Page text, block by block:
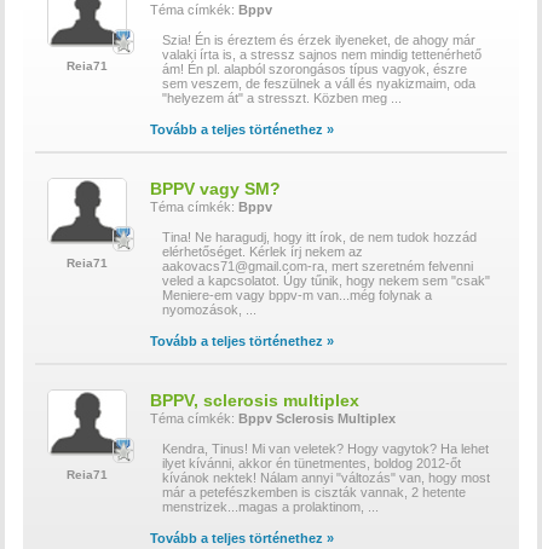
Reia71
Téma címkék: Bppv
Szia! Én is éreztem és érzek ilyeneket, de ahogy már
valaki írta is, a stressz sajnos nem mindig tettenérhető
ám! Én pl. alapból szorongásos típus vagyok, észre
sem veszem, de feszülnek a váll és nyakizmaim, oda
"helyezem át" a stresszt. Közben meg
Tovább a teljes történethez »
Reia71
BPPV vagy SM?
Téma címkék: Bppv
Tina! Ne haragudj, hogy itt írok, de nem tudok hozzád
elérhetőséget. Kérlek írj nekem az
aakovacs71@gmail.com-ra, mert szeretném felvenni
veled a kapcsolatot. Úgy tűnik, hogy nekem sem "csak"
Meniere-em vagy bppv-m van...még folynak a
nyomozások,
Tovább a teljes történethez »
Reia71
BPPV, sclerosis multiplex
Téma címkék: Bppv Sclerosis Multiplex
Kendra, Tinus! Mi van veletek? Hogy vagytok? Ha lehet
ilyet kívánni, akkor én tünetmentes, boldog 2012-őt
kívánok nektek! Nálam annyi "változás" van, hogy most
már a petefészkemben is ciszták vannak, 2 hetente
menstrizek...magas a prolaktinom,
Tovább a teljes történethez »